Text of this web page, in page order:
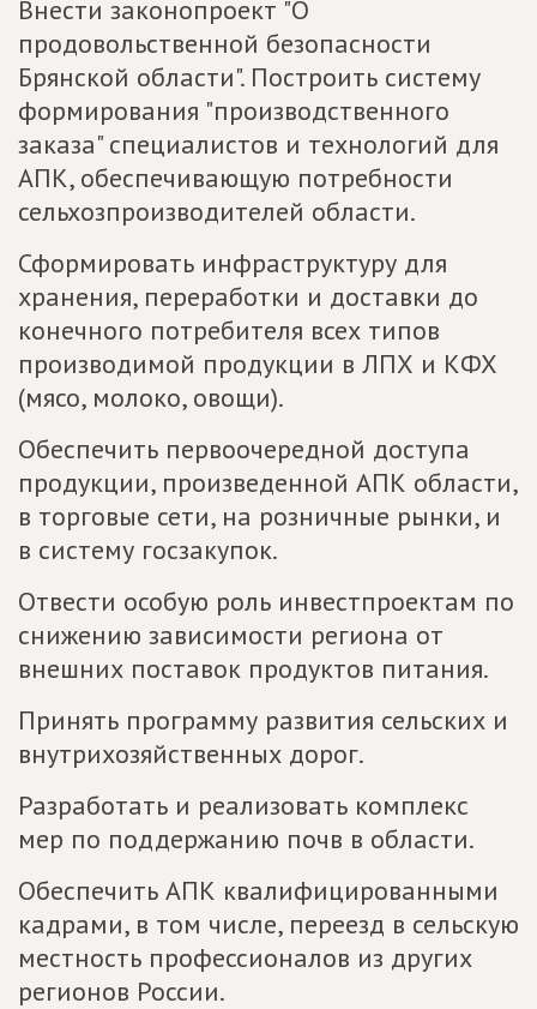
Внести законопроект "О
продовольственной безопасности
Брянской области". Построить систему
формирования "производственного
заказа" специалистов и технологий для
АПК, обеспечивающую потребности
сельхозпроизводителей области.
Сформировать инфраструктуру для
хранения, переработки и доставки до
конечного потребителя всех типов
производимой продукции в ЛПХ и КФХ
(мясо, молоко, овощи).
Обеспечить первоочередной доступа
продукции, произведенной АПК области,
в торговые сети, на розничные рынки, и
в систему госзакупок.
Отвести особую роль инвестпроектам по
снижению зависимости региона от
внешних поставок продуктов питания.
Принять программу развития сельских и
внутрихозяйственных дорог.
Разработать и реализовать комплекс
мер по поддержанию почв в области.
Обеспечить АПК квалифицированными
кадрами, в том числе, переезд в сельскую
местность профессионалов из других
регионов России.